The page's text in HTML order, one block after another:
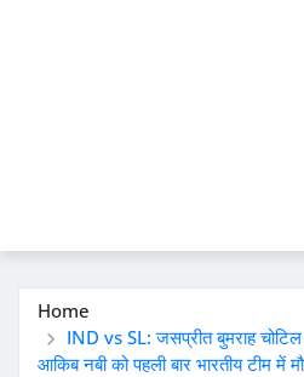
Home
IND vs SL: जसप्रीत बुमराह
आकिब नबी को पहली बार भारतीय टीम में